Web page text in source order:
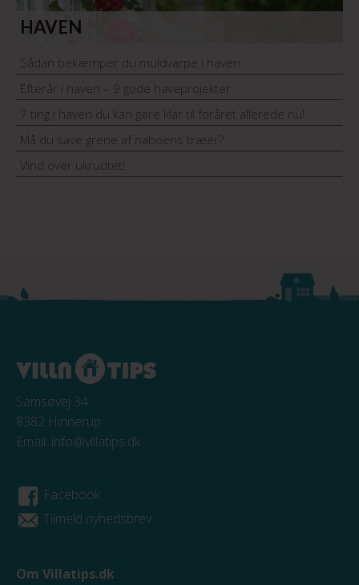
HAVEN
Sådan bekæmper du muldvarpe i haven
Efterår i haven – 9 gode haveprojekter
7 ting i haven du kan gøre klar til foråret allerede nu!
Må du save grene af naboens træer?
Vind over ukrudtet!
Samsøvej 34
8382 Hinnerup
Email: info@villatips.dk
Facebook
Tilmeld nyhedsbrev
Om Villatips.dk